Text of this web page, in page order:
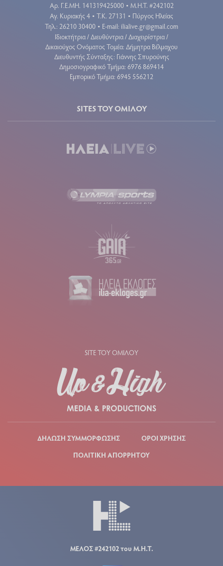
Aρ. Γ.Ε.ΜΗ. 141319425000 • Μ.Η.Τ. #242102
Αγ. Κυριακής 4 • Τ.Κ. 27131 • Πύργος Ηλείας
Τηλ.: 26210 30400 • E-mail: ilialive.gr@gmail.com
Ιδιοκτήτρια / Διευθύντρια / Διαχειρίστρια /
Δικαιούχος Ονόματος Τομέα: Δήμητρα Βέλμαχου
Διευθυντής Σύνταξης: Γιάννης Σπυρούνης
Δημοσιογραφικό Τμήμα: 6976 869414
Εμπορικό Τμήμα: 6945 556212
SITES ΤΟΥ ΟΜΙΛΟΥ
SITE ΤΟΥ ΟΜΙΛΟΥ
ΔΗΛΩΣΗ ΣΥΜΜΟΡΦΩΣΗΣ
ΟΡΟΙ ΧΡΗΣΗΣ
ΠΟΛΙΤΙΚΗ ΑΠΟΡΡΗΤΟΥ
ΜΕΛΟΣ #242102 του Μ.Η.Τ.